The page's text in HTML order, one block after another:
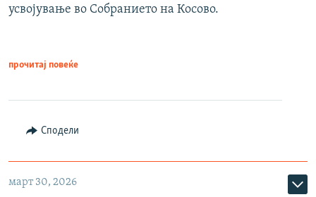
усвојување во Собранието на Косово.
прочитај повеќе
Сподели
март 30, 2026